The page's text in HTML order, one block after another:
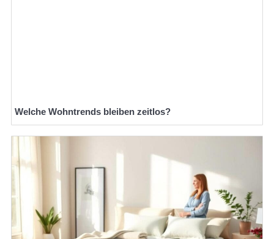
Welche Wohntrends bleiben zeitlos?